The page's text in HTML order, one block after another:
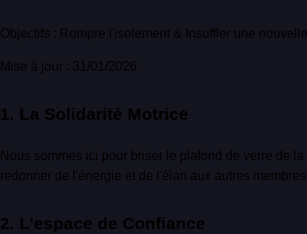
Objectifs : Rompre l'isolement & Insuffler une
Mise à jour : 31/01/2026
1. La Solidarité Motrice
Nous sommes ici pour briser le plafond de verre de
redonner de l'énergie et de l'élan aux autres
2. L’espace de Confiance